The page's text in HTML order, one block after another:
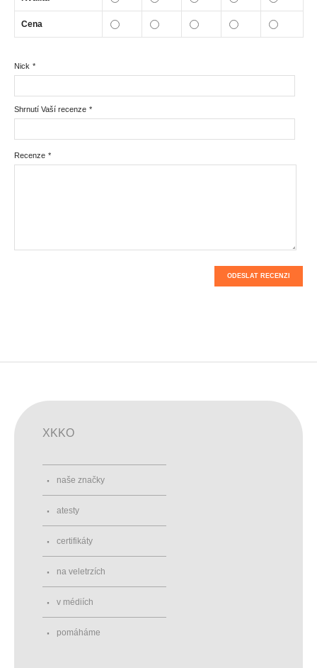
Cena
*
Nick
*
Shrnutí Vaší recenze
*
Recenze
ODESLAT RECENZI
XKKO
naše značky
atesty
certifikáty
na veletrzích
v médiích
pomáháme